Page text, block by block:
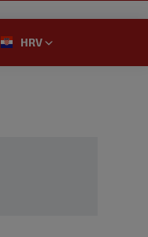
HRV